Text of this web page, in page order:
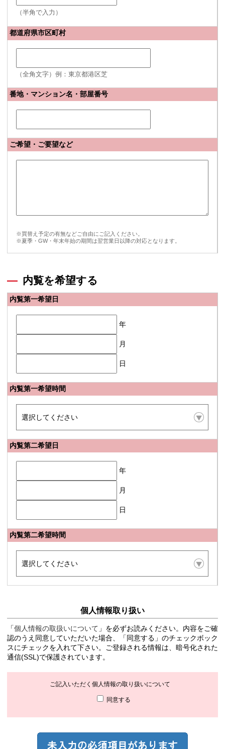
（半角で入力）
都道府県市区町村
（全角文字）例：東京都港区芝
番地・マンション名・部屋番号
ご希望・ご要望など
※買替え予定の有無などご自由にご記入ください。
※夏季・GW・年末年始の期間は翌営業日以降の対応となります。
内覧を希望する
内覧第一希望日
年
月
日
内覧第一希望時間
内覧第二希望日
年
月
日
内覧第二希望時間
個人情報取り扱い
「個人情報の取扱いについて 」を必ずお読みください。内容をご確
認のうえ同意していただいた場合、「同意する」のチェックボック
スにチェックを入れて下さい。ご登録される情報は、暗号化された
通信(SSL)で保護されています。
ご記入いただく個人情報の取り扱いについて
同意する